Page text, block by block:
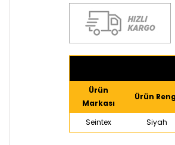
Ürün
Markası
Ürün
Seintex Siyah